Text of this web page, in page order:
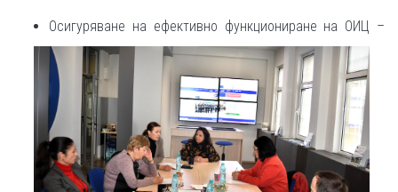
Осигуряване на ефективно функциониране на ОИЦ –